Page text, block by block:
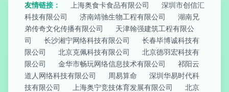
友情链接： 上海奥食卡食品有限公司
深圳市创信汇
科技有限公司
济南靖驰生物工程有限公司
湖南兄
弟传奇文化传播有限公司
天津翰强建筑工程有限公
司
长沙湘宁网络科技有限公司
长春毕博诚科技有
限公司
北京克佩科技有限公司
北京德羽宏科技有
限公司
金华市畅玩网络信息技术有限公司
祁阳云
道人网络科技有限公司
周易算命
深圳华易时代科
技有限公司
上海奥宁竞技体育发展有限公司
北京